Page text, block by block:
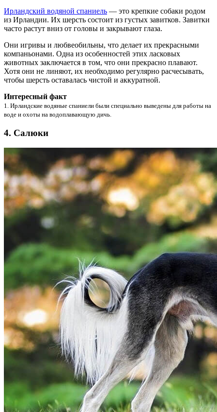
Ирландский водяной спаниель — это крепкие собаки родом
из Ирландии. Их шерсть состоит из густых завитков. Завитки
часто растут вниз от головы и закрывают глаза.
Они игривы и любвеобильны, что делает их прекрасными
компаньонами. Одна из особенностей этих ласковых
животных заключается в том, что они прекрасно плавают.
Хотя они не линяют, их необходимо регулярно расчесывать,
чтобы шерсть оставалась чистой и аккуратной.
Интересный факт
1. Ирландские водяные спаниели были специально выведены для работы на
воде и охоты на водоплавающую дичь.
4. Салюки